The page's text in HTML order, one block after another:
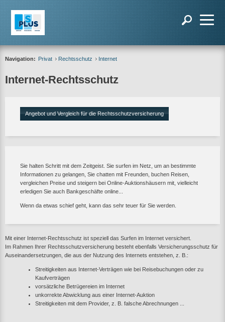
Navigation: Privat Rechtsschutz Internet
Internet-Rechtsschutz
Angebot und Vergleich für die Rechtsschutzversicherung
Sie halten Schritt mit dem Zeitgeist. Sie surfen im Netz, um an bestimmte
Informationen zu gelangen, Sie chatten mit Freunden, buchen Reisen,
vergleichen Preise und steigern bei Online-Auktionshäusern mit, vielleicht
erledigen Sie auch Bankgeschäfte online...
Wenn da etwas schief geht, kann das sehr teuer für Sie werden.
Mit einer Internet-Rechtsschutz ist speziell das Surfen im Internet versichert.
Im Rahmen Ihrer Rechtsschutzversicherung besteht ebenfalls Versicherungsschutz für
Auseinandersetzungen, die aus der Nutzung des Internets entstehen, z. B.:
Streitigkeiten aus Internet-Verträgen wie bei Reisebuchungen oder zu
Kaufverträgen
vorsätzliche Betrügereien im Internet
unkorrekte Abwicklung aus einer Internet-Auktion
Streitigkeiten mit dem Provider, z. B. falsche Abrechnungen ...